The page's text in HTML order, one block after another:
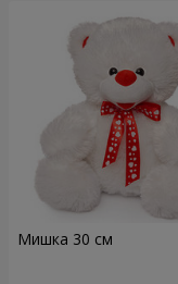
Мишка 30 см